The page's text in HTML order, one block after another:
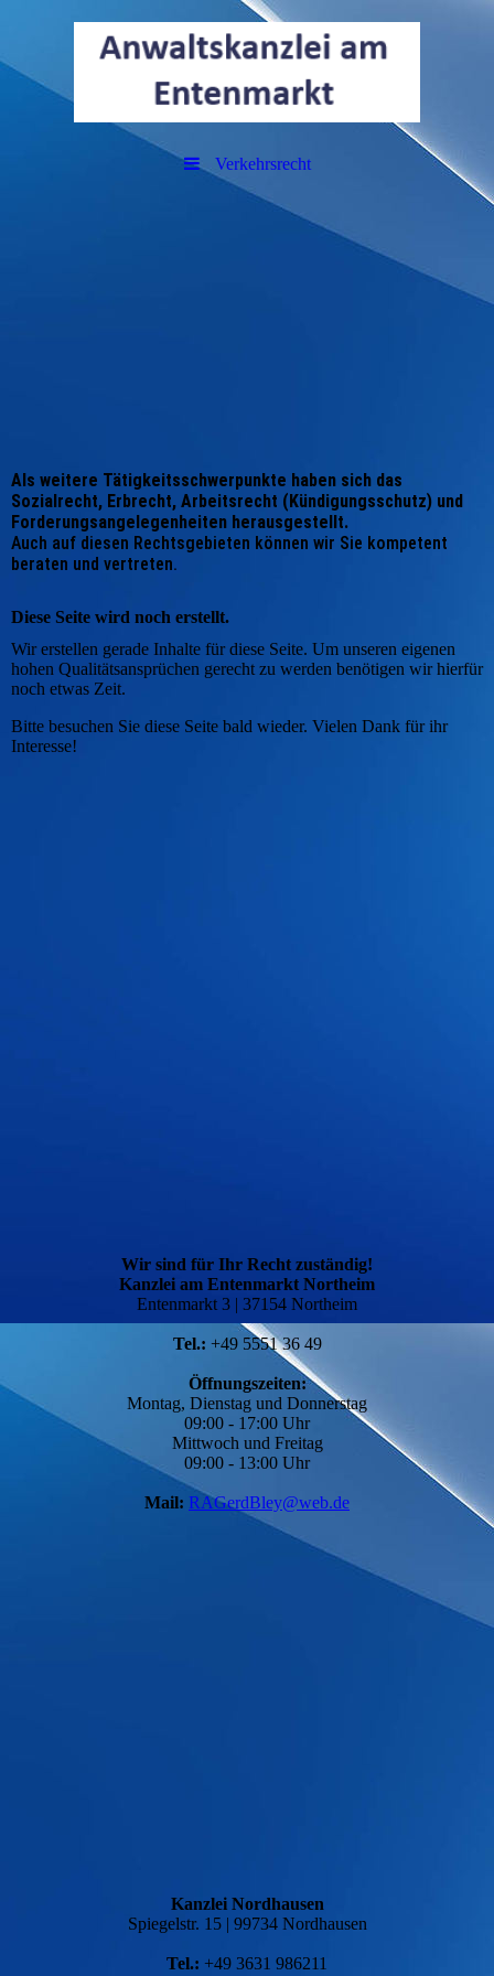
Verkehrsrecht
Als weitere Tätigkeitsschwerpunkte haben sich das
Sozialrecht, Erbrecht, Arbeitsrecht (Kündigungsschutz) und
Forderungsangelegenheiten herausgestellt.
Auch auf diesen Rechtsgebieten können wir Sie kompetent
beraten und vertreten.
Diese Seite wird noch erstellt.
Wir erstellen gerade Inhalte für diese Seite. Um unseren eigenen
hohen Qualitätsansprüchen gerecht zu werden benötigen wir hierfür
noch etwas Zeit.
Bitte besuchen Sie diese Seite bald wieder. Vielen Dank für ihr
Interesse!
Wir sind für Ihr Recht zuständig!
Kanzlei am Entenmarkt Northeim
Entenmarkt 3 | 37154 Northeim
Tel.: +49 5551 36 49
Öffnungszeiten:
Montag, Dienstag und Donnerstag
09:00 - 17:00 Uhr
Mittwoch und Freitag
09:00 - 13:00 Uhr
Mail: RAGerdBley@web.de
Kanzlei Nordhausen
Spiegelstr. 15 | 99734 Nordhausen
Tel.: +49 3631 986211